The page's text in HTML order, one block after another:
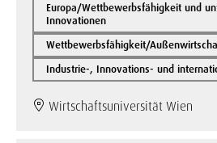
Europa/Wettbewerbsfähigkeit und
Innovationen
Wettbewerbsfähigkeit/
Industrie-, Innovations- und
Wirtschaftsuniversität Wien